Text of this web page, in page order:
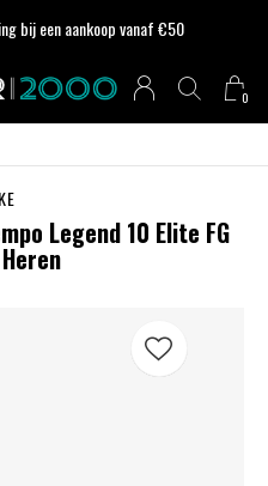
0
bij een aankoop vanaf €50
Legend 10 Elite FG